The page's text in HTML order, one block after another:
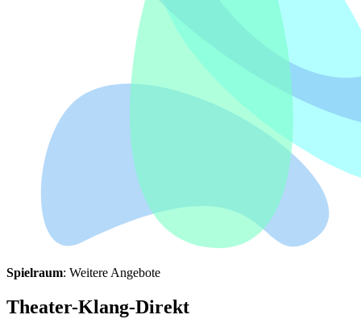
Spielraum: Weitere Angebote
Theater-Klang-Direkt